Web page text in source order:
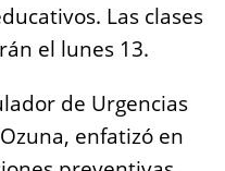
Las clases
el lunes 13.
de Urgencias
enfatizó en